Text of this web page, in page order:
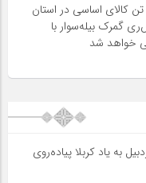
توزیع ۱۲۰هزار تن کالای اساسی در استان
گمرک بیله‌سوار با
خواهد شد
به یاد کربلا پیاده‌روی